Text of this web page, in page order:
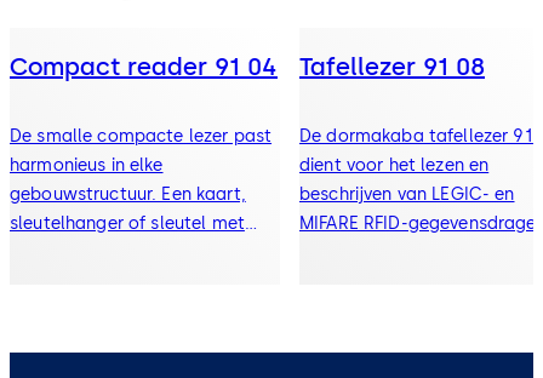
Compact reader 91 04
De smalle compacte lezer past
harmonieus in elke
gebouwstructuur. Een kaart,
sleutelhanger of sleutel met
Tafellezer 91 08
De dormakaba tafellezer 91
dient voor het lezen en
beschrijven van LEGIC- en
MIFARE RFID-